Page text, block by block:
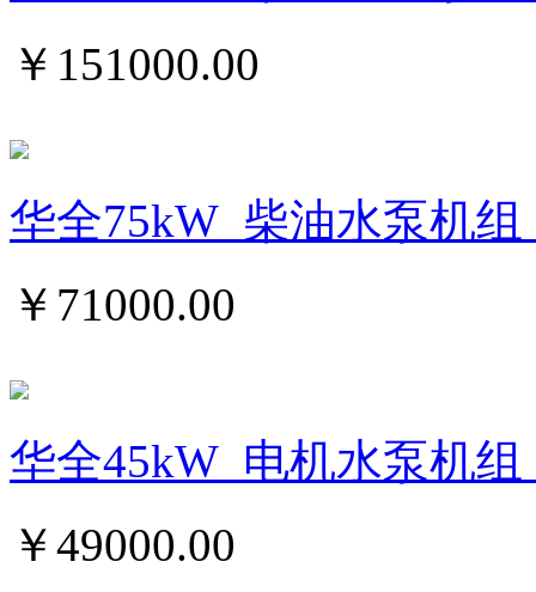
￥ 151000.00
华全75kW_柴油水泵机
￥ 71000.00
华全45kW_电机水泵机
￥49000.00